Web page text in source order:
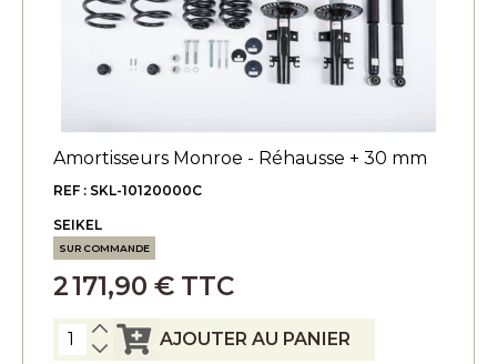
Amortisseurs Monroe - Réhausse + 30 mm
REF : SKL-10120000C
SEIKEL
SUR COMMANDE
2 171,90 € TTC
AJOUTER AU PANIER